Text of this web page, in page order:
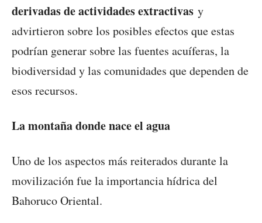
derivadas de actividades extractivas y
advirtieron sobre los posibles efectos que estas
podrían generar sobre las fuentes acuíferas, la
biodiversidad y las comunidades que dependen de
esos recursos.
La montaña donde nace el agua
Uno de los aspectos más reiterados durante la
movilización fue la importancia hídrica del
Bahoruco Oriental.